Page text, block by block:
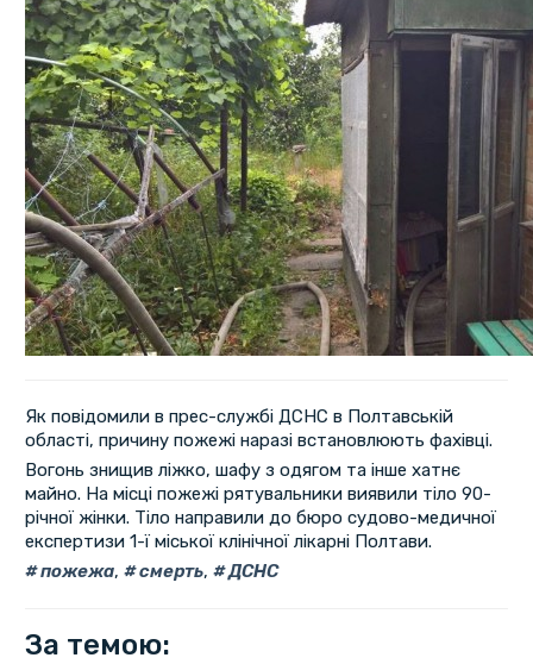
Як повідомили в прес-службі ДСНС в Полтавській
області, причину пожежі наразі встановлюють фахівці.
Вогонь знищив ліжко, шафу з одягом та інше хатнє
майно. На місці пожежі рятувальники виявили тіло 90-
річної жінки. Тіло направили до бюро судово-медичної
експертизи 1-ї міської клінічної лікарні Полтави.
пожежа, смерть, ДСНС
За темою: